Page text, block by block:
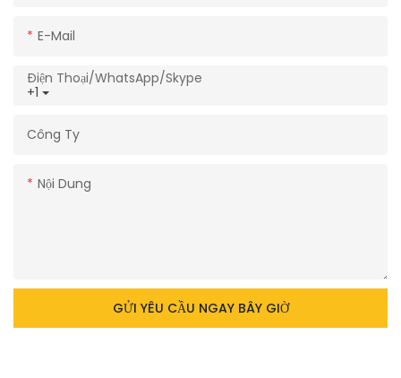
E-Mail
+1
Điện Thoại/WhatsApp/Skype
Công Ty
Nội Dung
GỬI YÊU CẦU NGAY BÂY GIỜ